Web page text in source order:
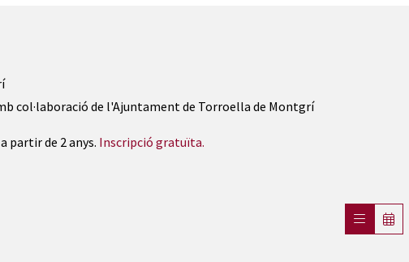
col·laboració de l'Ajuntament de Torroella de Montgrí
partir de 2 anys. Inscripció gratuïta.